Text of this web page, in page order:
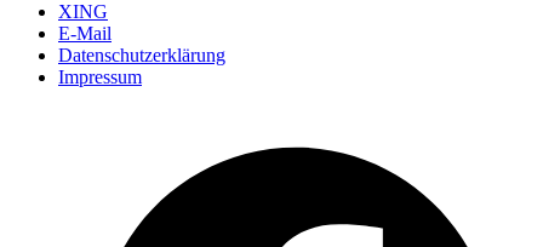
XING
E-Mail
Datenschutzerklärung
Impressum